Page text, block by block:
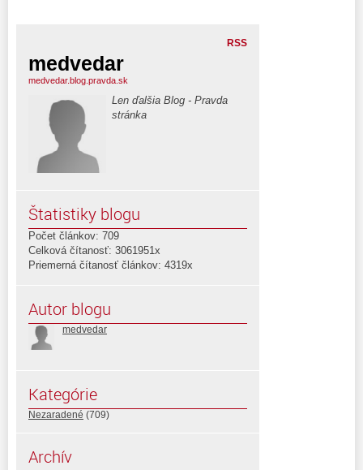
RSS
medvedar
medvedar.blog.pravda.sk
Len ďalšia Blog - Pravda
stránka
Štatistiky blogu
Počet článkov: 709
Celková čítanosť: 3061951x
Priemerná čítanosť článkov: 4319x
Autor blogu
medvedar
Kategórie
Nezaradené (709)
Archív